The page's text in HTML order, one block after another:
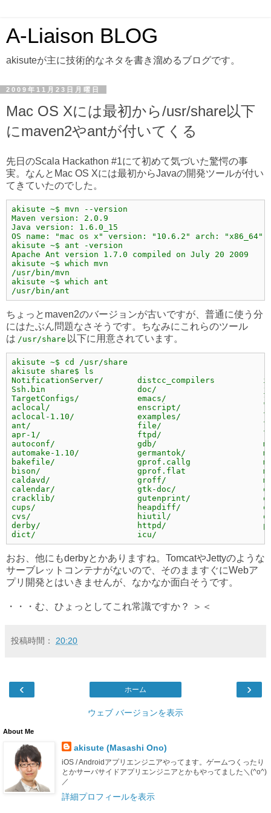
A-Liaison BLOG
akisuteが主に技術的なネタを書き溜めるブログです。
2009年11月23日月曜日
Mac OS Xには最初から/usr/share以下
にmaven2やantが付いてくる
先日のScala Hackathon #1にて初めて気づいた驚愕の事
実。なんとMac OS Xには最初からJavaの開発ツールが付い
てきていたのでした。
akisute ~$ mvn --version
Maven version: 2.0.9
Java version: 1.6.0_15
OS name: "mac os x" version: "10.6.2" arch: "x86_64"
akisute ~$ ant -version
Apache Ant version 1.7.0 compiled on July 20 2009
akisute ~$ which mvn
/usr/bin/mvn
akisute ~$ which ant
/usr/bin/ant
ちょっとmaven2のバージョンが古いですが、普通に使う分
にはたぶん問題なさそうです。ちなみにこれらのツール
は /usr/share 以下に用意されています。
akisute ~$ cd /usr/share
akisute share$ ls
NotificationServer/       distcc_compilers
Ssh.bin                   doc/
TargetConfigs/            emacs/
aclocal/                  enscript/
aclocal-1.10/             examples/
ant/                      file/
apr-1/                    ftpd/
autoconf/                 gdb/
automake-1.10/            germantok/
bakefile/                 gprof.callg
bison/                    gprof.flat
caldavd/                  groff/
calendar/                 gtk-doc/
cracklib/                 gutenprint/
cups/                     heapdiff/
cvs/                      hiutil/
derby/                    httpd/
dict/                     icu/
おお、他にもderbyとかありますね。TomcatやJettyのような
サーブレットコンテナがないので、そのまますぐにWebア
プリ開発とはいきませんが、なかなか面白そうです。
・・・む、ひょっとしてこれ常識ですか？ ＞＜
投稿時間： 20:20
‹ ›
ホーム
ウェブ バージョンを表示
About Me
akisute (Masashi Ono)
iOS / Androidアプリエンジニアやってます。ゲームつくったり
とかサーバサイドアプリエンジニアとかもやってました＼(^o^)
／
詳細プロフィールを表示